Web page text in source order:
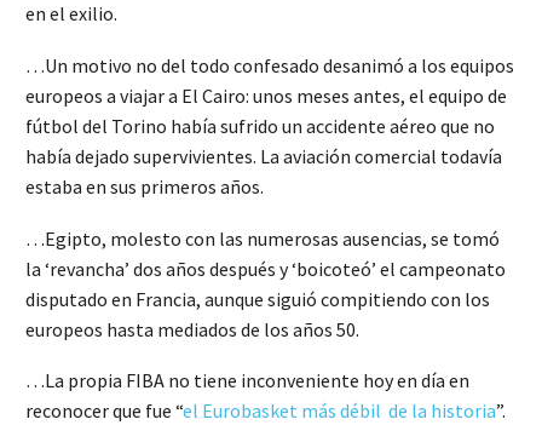
en el exilio.
…Un motivo no del todo confesado desanimó a los equipos
europeos a viajar a El Cairo: unos meses antes, el equipo de
fútbol del Torino había sufrido un accidente aéreo que no
había dejado supervivientes. La aviación comercial todavía
estaba en sus primeros años.
…Egipto, molesto con las numerosas ausencias, se tomó
la ‘revancha’ dos años después y ‘boicoteó’ el campeonato
disputado en Francia, aunque siguió compitiendo con los
europeos hasta mediados de los años 50.
…La propia FIBA no tiene inconveniente hoy en día en
reconocer que fue “el Eurobasket más débil de la historia”.